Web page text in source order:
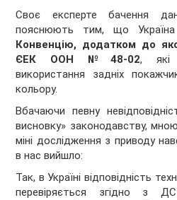
Своє експерте бачення
пояснюють тим, що Україна
Конвенцію, додатком до
ЄЕК ООН №48-02, які
використання задніх
кольору.
Вбачаючи певну
висновку» законодавству,
міні дослідження з приводу
в нас вийшло:
Так, в Україні відповідність
перевіряється згідно з